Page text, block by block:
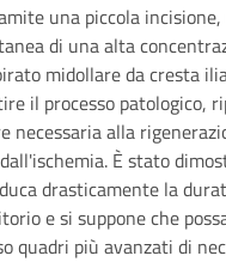
una piccola
di una alta
midollare da cresta
il processo patologico,
necessaria alla
È stato
drasticamente la
e si suppone che
quadri più avanzati di